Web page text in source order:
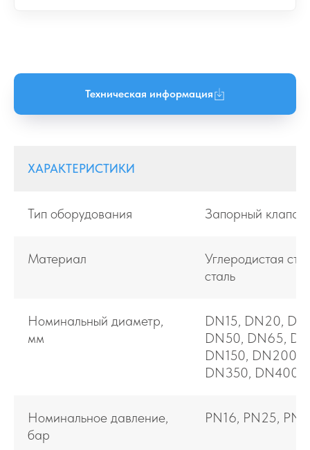
Техническая информация
ХАРАКТЕРИСТИКИ
Тип оборудования Запорный клапан
Материал
Углеродистая
сталь
Номинальный диаметр,
мм
DN15, DN20,
DN50, DN65,
DN150, DN200,
DN350, DN400
Номинальное давление,
бар
PN16, PN25,